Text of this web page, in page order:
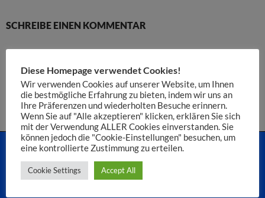
SCHREIBE EINEN KOMMENTAR
Du musst
Diese Website verwendet Akismet, um Spam zu reduzieren.
Erfahre, wie deine Kommentardaten verarbeitet werden.
STARTSEITE
Diese Homepage verwendet Cookies!
Wir verwenden Cookies auf unserer Website, um Ihnen
die bestmögliche Erfahrung zu bieten, indem wir uns an
Ihre Präferenzen und wiederholten Besuche erinnern.
Wenn Sie auf "Alle akzeptieren" klicken, erklären Sie sich
mit der Verwendung ALLER Cookies einverstanden. Sie
können jedoch die "Cookie-Einstellungen" besuchen, um
eine kontrollierte Zustimmung zu erteilen.
Cookie Settings Accept All